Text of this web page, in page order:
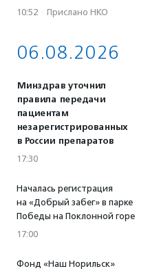
10:52 · Прислано НКО
06.08.2026
Минздрав уточнил
правила передачи
пациентам
незарегистрированных
в России препаратов
17:30
Началась регистрация
на «Добрый забег» в парке
Победы на Поклонной горе
17:00
Фонд «Наш Норильск»